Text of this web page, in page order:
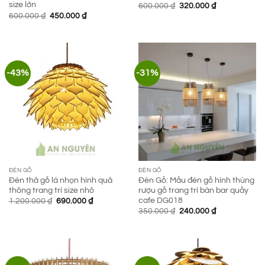
size lớn
600.000₫ Giá
450.000 ₫Giá
600.000₫ Giá
320.000 ₫Giá
-43%
ĐÈN GỖ
Đèn thả gỗ lá nhọn hình quả
thông trang trí size nhỏ
1.200.000₫ Giá
690.000 ₫Giá
-31%
ĐÈN GỖ
Đèn Gỗ: Mẫu đèn gỗ hình thùng
rượu gỗ trang trí bàn bar quầy
cafe DG018
350.000₫ Giá
240.000 ₫Giá